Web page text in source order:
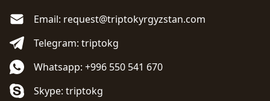
Email: request@triptokyrgyzstan.com
Telegram: triptokg
Whatsapp: +996 550 541 670
Skype: triptokg